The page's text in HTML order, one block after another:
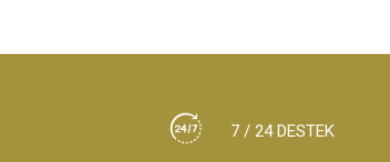
7 / 24 DESTEK